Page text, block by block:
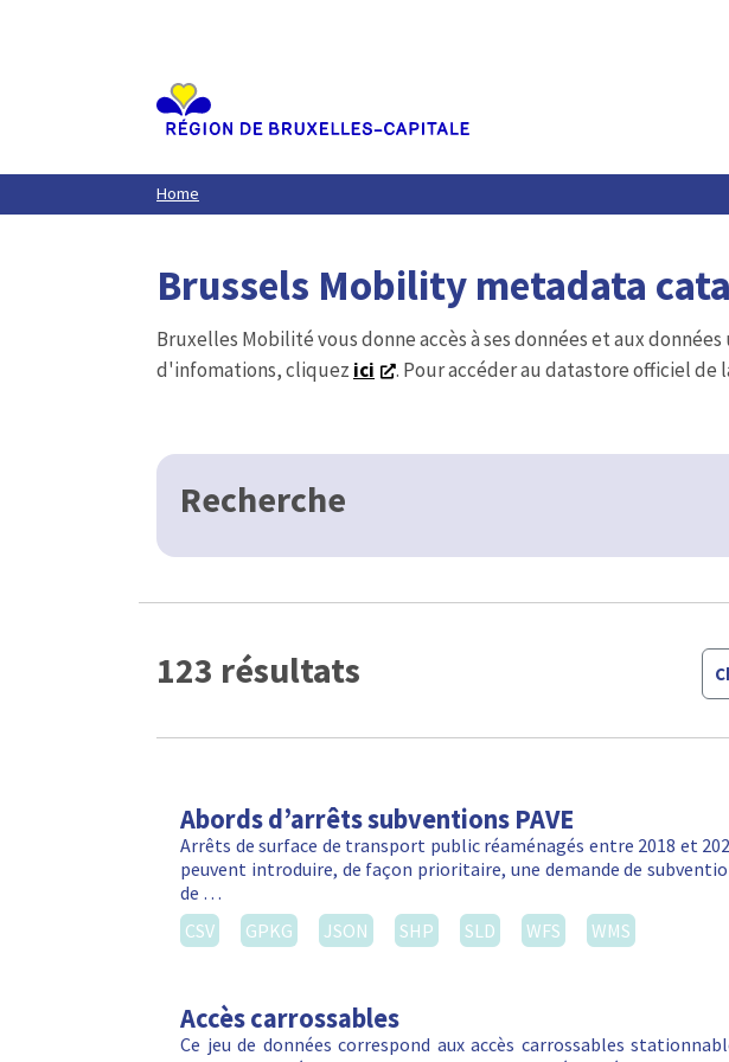
Home
Brussels Mobility metadata
Bruxelles Mobilité vous donne accès à ses données et aux
d'infomations, cliquez ici . Pour accéder au datastore officiel
Recherche
123 résultats
Abords d’arrêts subventions PAVE
Arrêts de surface de transport public réaménagés entre 2018 et
peuvent introduire, de façon prioritaire, une demande de
de …
CSV
GPKG JSON SHP SLD WFS WMS
Accès carrossables
Ce jeu de données correspond aux accès carrossables